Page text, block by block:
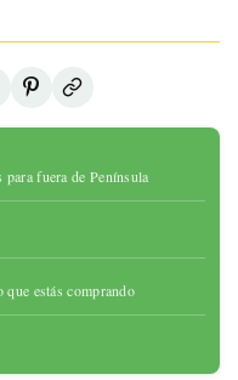
fuera de Península
estás comprando